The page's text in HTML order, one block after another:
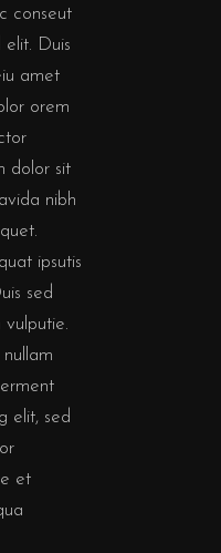
conseut
elit. Duis
amet
orem
dolor sit
nibh
ipsutis
sed
elit, sed
et